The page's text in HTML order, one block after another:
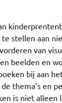
stellen aan
van
beelden en
bij aan
thema’s en
is niet alleen